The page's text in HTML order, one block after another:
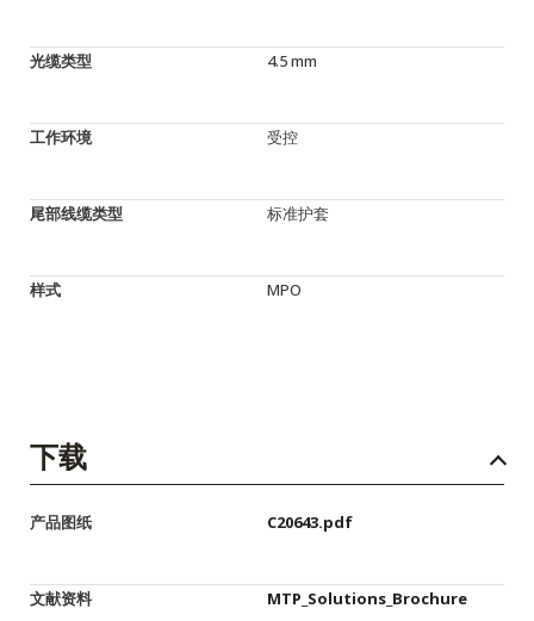
光缆类型 4.5 mm
工作环境 受控
尾部线缆类型 标准护套
样式 MPO
下载
产品图纸 C20643.pdf
文献资料 MTP_Solutions_Brochure